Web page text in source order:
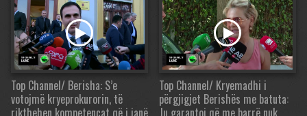
Top Channel/ Berisha: S’e
votojmë kryeprokurorin, të
rikthehen kompetencat që i janë
Top Channel/ Kryemadhi i
përgjigjet Berishës me batuta:
Ju garantoj që me barrë nuk